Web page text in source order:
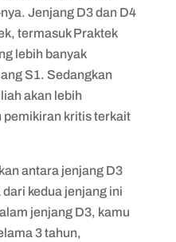
Jenjang D3 dan D4
termasuk Praktek
lebih banyak
S1. Sedangkan
akan lebih
pemikiran kritis terkait
antara jenjang D3
kedua jenjang ini
jenjang D3, kamu
3 tahun,